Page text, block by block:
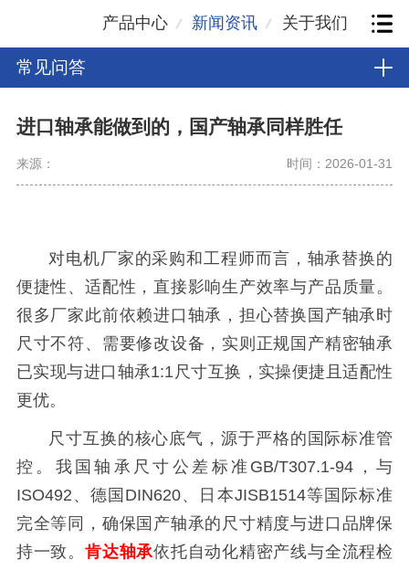
产品中心 新闻资讯 关于我们
常见问答
进口轴承能做到的，国产轴承同样胜任
来源： 时间：2026-01-31
对电机厂家的采购和工程师而言，轴承替换的
便捷性、适配性，直接影响生产效率与产品质量。
很多厂家此前依赖进口轴承，担心替换国产轴承时
尺寸不符、需要修改设备，实则正规国产精密轴承
已实现与进口轴承1:1尺寸互换，实操便捷且适配性
更优。
尺寸互换的核心底气，源于严格的国际标准管
控。我国轴承尺寸公差标准GB/T307.1-94，与
ISO492、德国DIN620、日本JISB1514等国际标准
完全等同，确保国产轴承的尺寸精度与进口品牌保
持一致。 肯达轴承依托自动化精密产线与全流程检